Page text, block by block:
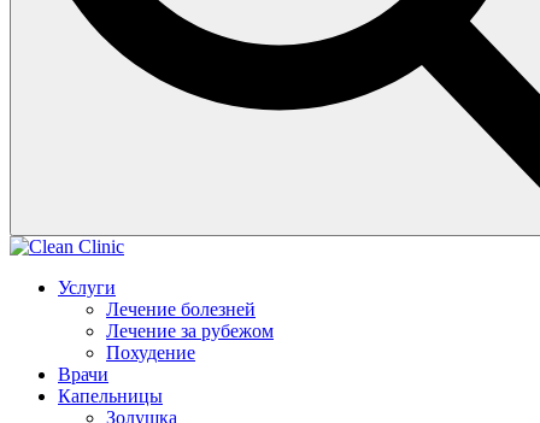
Услуги
Лечение болезней
Лечение за рубежом
Похудение
Врачи
Капельницы
Золушка